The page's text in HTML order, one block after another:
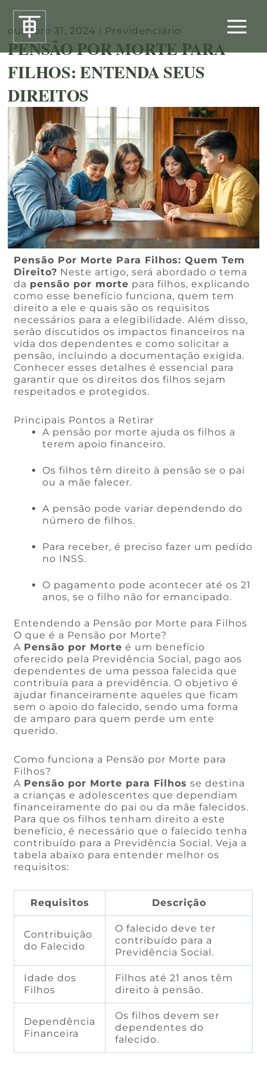
conteúdo
outubro 31, 2024 Previdenciário
PENSÃO POR MORTE PARA
FILHOS: ENTENDA SEUS
DIREITOS
Pensão Por Morte Para Filhos: Quem Tem
Direito? Neste artigo, será abordado o tema
da pensão por morte para filhos, explicando
como esse benefício funciona, quem tem
direito a ele e quais são os requisitos
necessários para a elegibilidade. Além disso,
serão discutidos os impactos financeiros na
vida dos dependentes e como solicitar a
pensão, incluindo a documentação exigida.
Conhecer esses detalhes é essencial para
garantir que os direitos dos filhos sejam
respeitados e protegidos.
Principais Pontos a Retirar
A pensão por morte ajuda os filhos a
terem apoio financeiro.
Os filhos têm direito à pensão se o pai
ou a mãe falecer.
A pensão pode variar dependendo do
número de filhos.
Para receber, é preciso fazer um pedido
no INSS.
O pagamento pode acontecer até os 21
anos, se o filho não for emancipado.
Entendendo a Pensão por Morte para Filhos
O que é a Pensão por Morte?
A Pensão por Morte é um benefício
oferecido pela Previdência Social, pago aos
dependentes de uma pessoa falecida que
contribuía para a previdência. O objetivo é
ajudar financeiramente aqueles que ficam
sem o apoio do falecido, sendo uma forma
de amparo para quem perde um ente
querido.
Como funciona a Pensão por Morte para
Filhos?
A Pensão por Morte para Filhos se destina
a crianças e adolescentes que dependiam
financeiramente do pai ou da mãe falecidos.
Para que os filhos tenham direito a este
benefício, é necessário que o falecido tenha
contribuído para a Previdência Social. Veja a
tabela abaixo para entender melhor os
requisitos:
Requisitos Descrição
Contribuição
do Falecido
O falecido deve ter
contribuído para a
Previdência Social.
Idade dos
Filhos
Filhos até 21 anos têm
direito à pensão.
Dependência
Financeira
Os filhos devem ser
dependentes do
falecido.